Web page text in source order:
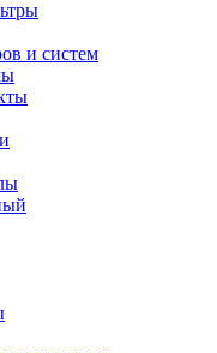
и систем